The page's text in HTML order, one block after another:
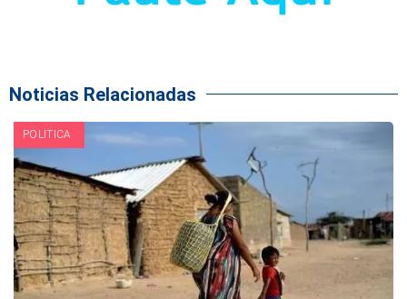
Noticias Relacionadas
POLITICA